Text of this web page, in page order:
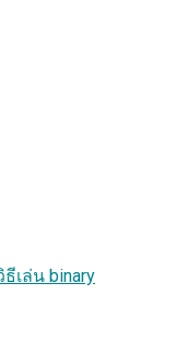
เล่น binary